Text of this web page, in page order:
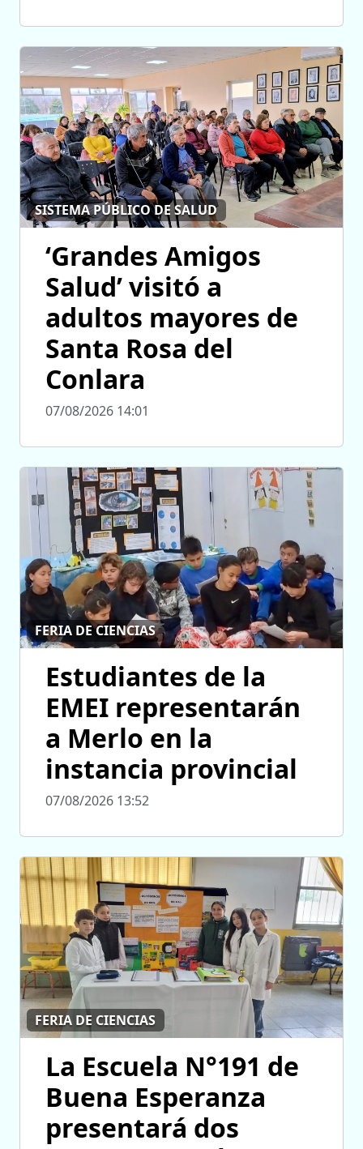
SISTEMA PÚBLICO DE SALUD
‘Grandes Amigos
Salud’ visitó a
adultos mayores de
Santa Rosa del
Conlara
07/08/2026 14:01
FERIA DE CIENCIAS
Estudiantes de la
EMEI representarán
a Merlo en la
instancia provincial
07/08/2026 13:52
FERIA DE CIENCIAS
La Escuela N°191 de
Buena Esperanza
presentará dos